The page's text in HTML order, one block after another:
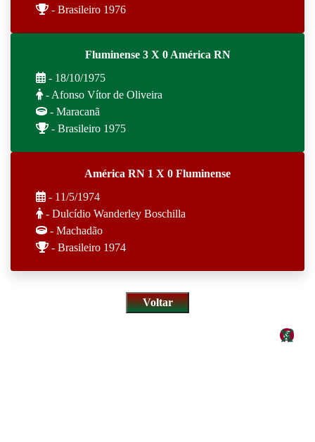
- Brasileiro 1976
Fluminense 3 X 0 América RN
- 18/10/1975
- Afonso Vítor de Oliveira
- Maracanã
- Brasileiro 1975
América RN 1 X 0 Fluminense
- 11/5/1974
- Dulcídio Wanderley Boschilla
- Machadão
- Brasileiro 1974